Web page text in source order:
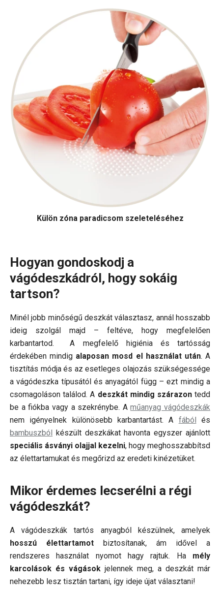
Külön zóna paradicsom szeleteléséhez
Hogyan gondoskodj a
vágódeszkádról, hogy sokáig
tartson?
Minél jobb minőségű deszkát választasz, annál hosszabb
ideig szolgál majd – feltéve, hogy megfelelően
karbantartod. A megfelelő higiénia és tartósság
érdekében mindig alaposan mosd el használat után. A
tisztítás módja és az esetleges olajozás szükségessége
a vágódeszka típusától és anyagától függ – ezt mindig a
csomagoláson találod. A deszkát mindig szárazontedd
be a fiókba vagy a szekrénybe. Aműanyag vágódeszkák
nem igényelnek különösebb karbantartást. A fából és
bambuszból készült deszkákat havonta egyszer ajánlott
speciális ásványi olajjal kezelni, hogy meghosszabbítsd
az élettartamukat és megőrizd az eredeti kinézetüket.
Mikor érdemes lecserélni a régi
vágódeszkát?
A vágódeszkák tartós anyagból készülnek, amelyek
hosszú élettartamot biztosítanak, ám idővel a
rendszeres használat nyomot hagy rajtuk. Ha mély
karcolások és vágások jelennek meg, a deszkát már
nehezebb lesz tisztán tartani, így ideje újat választani!